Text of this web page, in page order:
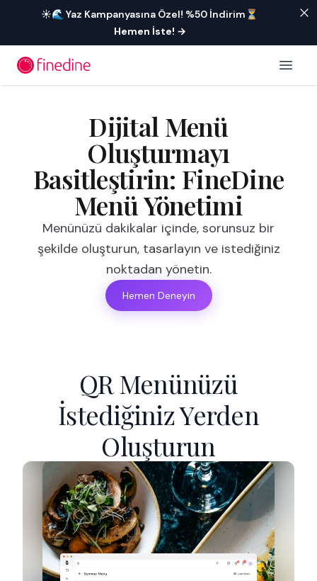
İçeriğe geç☀️🌊 Yaz Kampanyasına Özel! %50 İndirim⏳
Hemen İste! →
Open
Dijital Menü
Oluşturmayı
Basitleştirin: FineDine
Menü Yönetimi
Menünüzü dakikalar içinde, sorunsuz bir
şekilde oluşturun, tasarlayın ve istediğiniz
noktadan yönetin.
Hemen Deneyin
QR Menünüzü
İstediğiniz Yerden
Oluşturun